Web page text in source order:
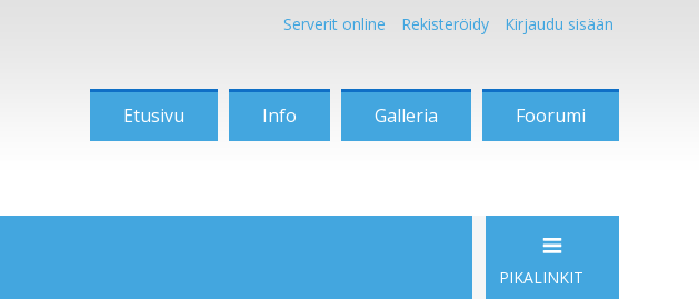
Serverit online Rekisteröidy Kirjaudu sisään
Etusivu Info Galleria Foorumi
PIKALINKIT